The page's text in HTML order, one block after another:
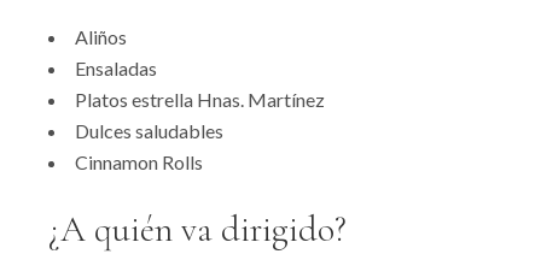
Aliños
Ensaladas
Platos estrella Hnas. Martínez
Dulces saludables
Cinnamon Rolls
¿A quién va dirigido?